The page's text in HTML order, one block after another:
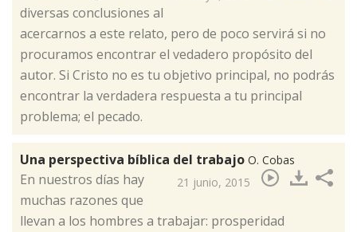
diversas conclusiones al
acercarnos a este relato, pero de poco servirá si no
procuramos encontrar el vedadero propósito del
autor. Si Cristo no es tu objetivo principal, no podrás
encontrar la verdadera respuesta a tu principal
problema; el pecado.
Una perspectiva bíblica del trabajo O. Cobas
21 junio, 2015
​En nuestros días hay
muchas razones que
llevan a los hombres a trabajar: prosperidad